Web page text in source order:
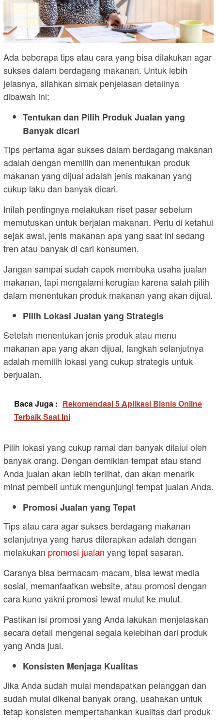
Ada beberapa tips atau cara yang bisa dilakukan agar
sukses dalam berdagang makanan. Untuk lebih
jelasnya, silahkan simak penjelasan detailnya
dibawah ini:
Tentukan dan Pilih Produk Jualan yang
Banyak dicari
Tips pertama agar sukses dalam berdagang makanan
adalah dengan memilih dan menentukan produk
makanan yang dijual adalah jenis makanan yang
cukup laku dan banyak dicari.
Inilah pentingnya melakukan riset pasar sebelum
memutuskan untuk berjalan makanan. Perlu di ketahui
sejak awal, jenis makanan apa yang saat ini sedang
tren atau banyak di cari konsumen.
Jangan sampai sudah capek membuka usaha jualan
makanan, tapi mengalami kerugian karena salah pilih
dalam menentukan produk makanan yang akan dijual.
Pilih Lokasi Jualan yang Strategis
Setelah menentukan jenis produk atau menu
makanan apa yang akan dijual, langkah selanjutnya
adalah memilih lokasi yang cukup strategis untuk
berjualan.
Baca Juga : Rekomendasi 5 Aplikasi Bisnis Online
Terbaik Saat Ini
Pilih lokasi yang cukup ramai dan banyak dilalui oleh
banyak orang. Dengan demikian tempat atau stand
Anda jualan akan lebih terlihat, dan akan menarik
minat pembeli untuk mengunjungi tempat jualan Anda.
Promosi Jualan yang Tepat
Tips atau cara agar sukses berdagang makanan
selanjutnya yang harus diterapkan adalah dengan
melakukan promosi jualan yang tepat sasaran.
Caranya bisa bermacam-macam, bisa lewat media
sosial, memanfaatkan website, atau promosi dengan
cara kuno yakni promosi lewat mulut ke mulut.
Pastikan isi promosi yang Anda lakukan menjelaskan
secara detail mengenai segala kelebihan dari produk
yang Anda jual.
Konsisten Menjaga Kualitas
Jika Anda sudah mulai mendapatkan pelanggan dan
sudah mulai dikenal banyak orang, usahakan untuk
tetap konsisten mempertahankan kualitas dari produk